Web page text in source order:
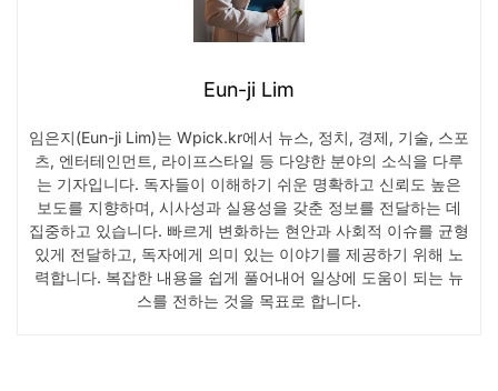
Eun-ji Lim
임은지(Eun-ji Lim)는 Wpick.kr에서 뉴스, 정치, 경제, 기술, 스포
츠, 엔터테인먼트, 라이프스타일 등 다양한 분야의 소식을 다루
는 기자입니다. 독자들이 이해하기 쉬운 명확하고 신뢰도 높은
보도를 지향하며, 시사성과 실용성을 갖춘 정보를 전달하는 데
집중하고 있습니다. 빠르게 변화하는 현안과 사회적 이슈를 균형
있게 전달하고, 독자에게 의미 있는 이야기를 제공하기 위해 노
력합니다. 복잡한 내용을 쉽게 풀어내어 일상에 도움이 되는 뉴
스를 전하는 것을 목표로 합니다.